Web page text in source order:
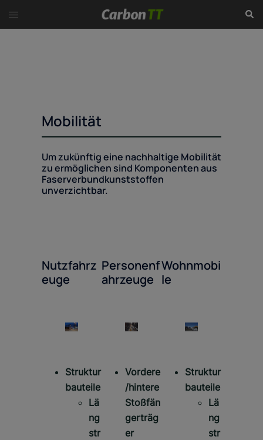
Menü
umschalten
Mobilität
Um zukünftig eine nachhaltige Mobilität
zu ermöglichen sind Komponenten aus
Faserverbundkunststoffen
unverzichtbar.
Nutzfahrz
euge
Personenf
ahrzeuge
Wohnmobi
le
Struktur
bauteile
Lä
ng
str
Vordere
/hintere
Stoßfän
gerträg
er
Struktur
bauteile
Lä
ng
str